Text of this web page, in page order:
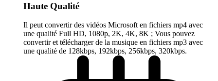
Haute Qualité
Il peut convertir des vidéos Microsoft en fichiers mp4 avec
une qualité Full HD, 1080p, 2K, 4K, 8K ; Vous pouvez
convertir et télécharger de la musique en fichiers mp3 avec
une qualité de 128kbps, 192kbps, 256kbps, 320kbps.